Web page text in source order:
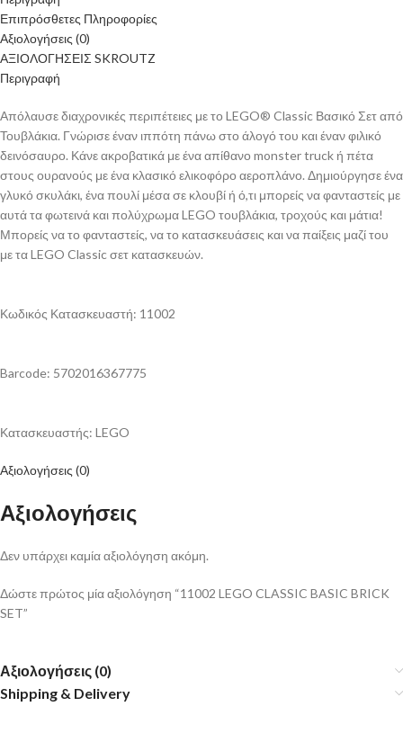
Επιπρόσθετες Πληροφορίες
Αξιολογήσεις (0)
ΑΞΙΟΛΟΓΗΣΕΙΣ SKROUTZ
Περιγραφή
Απόλαυσε διαχρονικές περιπέτειες με το LEGO® Classic Βασικό Σετ από
Τουβλάκια. Γνώρισε έναν ιππότη πάνω στο άλογό του και έναν φιλικό
δεινόσαυρο. Κάνε ακροβατικά με ένα απίθανο monster truck ή πέτα
στους ουρανούς με ένα κλασικό ελικοφόρο αεροπλάνο. Δημιούργησε ένα
γλυκό σκυλάκι, ένα πουλί μέσα σε κλουβί ή ό,τι μπορείς να φανταστείς με
αυτά τα φωτεινά και πολύχρωμα LEGO τουβλάκια, τροχούς και μάτια!
Μπορείς να το φανταστείς, να το κατασκευάσεις και να παίξεις μαζί του
με τα LEGO Classic σετ κατασκευών.
Κωδικός Κατασκευαστή: 11002
Barcode: 5702016367775
Κατασκευαστής: LEGO
Αξιολογήσεις (0)
Αξιολογήσεις
Δεν υπάρχει καμία αξιολόγηση ακόμη.
Δώστε πρώτος μία αξιολόγηση “11002 LEGO CLASSIC BASIC BRICK
SET”
Αξιολογήσεις (0)
Shipping & Delivery